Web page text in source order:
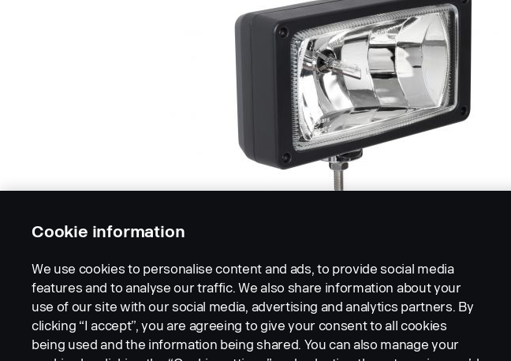
Cookie information
We use cookies to personalise content and ads, to provide social media
features and to analyse our traffic. We also share information about your
use of our site with our social media, advertising and analytics partners. By
clicking “I accept”, you are agreeing to give your consent to all cookies
being used and the information being shared. You can also manage your